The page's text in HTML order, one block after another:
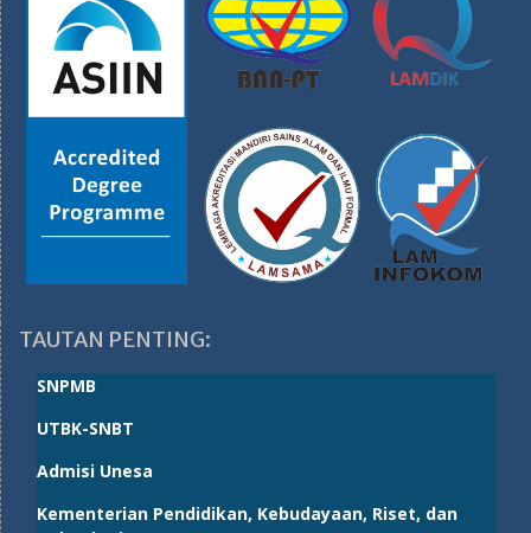
TAUTAN PENTING:
SNPMB
UTBK-SNBT
Admisi Unesa
Kementerian Pendidikan, Kebudayaan, Riset, dan